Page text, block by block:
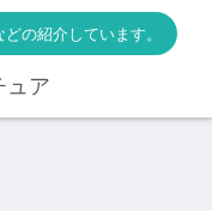
の紹介しています。
ュア